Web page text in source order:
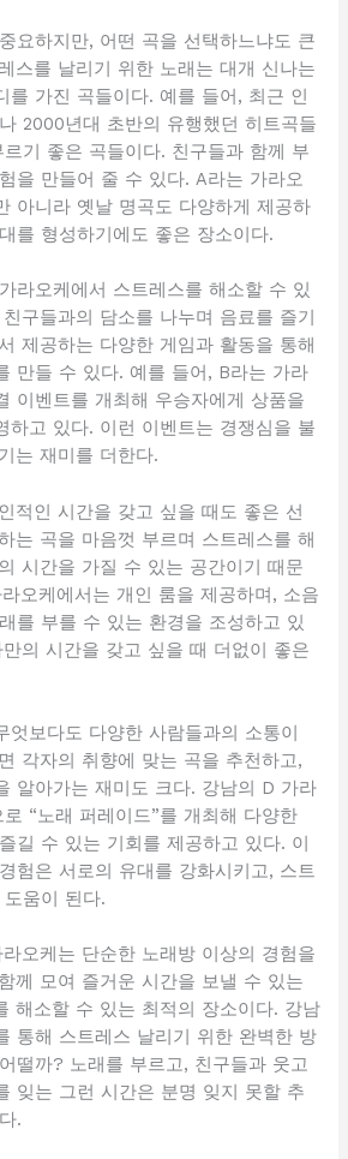
요하지만, 어떤 곡을 선택하느냐도 큰
스를 날리기 위한 노래는 대개 신나는
를 가진 곡들이다. 예를 들어, 최근 인
2000년대 초반의 유행했던 히트곡들
기 좋은 곡들이다. 친구들과 함께 부
을 만들어 줄 수 있다. A라는 가라오
아니라 옛날 명곡도 다양하게 제공하
를 형성하기에도 좋은 장소이다.
라오케에서 스트레스를 해소할 수 있
구들과의 담소를 나누며 음료를 즐기
제공하는 다양한 게임과 활동을 통해
만들 수 있다. 예를 들어, B라는 가라
이벤트를 개최해 우승자에게 상품을
하고 있다. 이런 이벤트는 경쟁심을 불
는 재미를 더한다.
적인 시간을 갖고 싶을 때도 좋은 선
는 곡을 마음껏 부르며 스트레스를 해
시간을 가질 수 있는 공간이기 때문
오케에서는 개인 룸을 제공하며, 소음
를 부를 수 있는 환경을 조성하고 있
의 시간을 갖고 싶을 때 더없이 좋은
엇보다도 다양한 사람들과의 소통이
각자의 취향에 맞는 곡을 추천하고,
알아가는 재미도 크다. 강남의 D 가라
“노래 퍼레이드”를 개최해 다양한
길 수 있는 기회를 제공하고 있다. 이
험은 서로의 유대를 강화시키고, 스트
움이 된다.
오케는 단순한 노래방 이상의 경험을
께 모여 즐거운 시간을 보낼 수 있는
해소할 수 있는 최적의 장소이다. 강남
통해 스트레스 날리기 위한 완벽한 방
떨까? 노래를 부르고, 친구들과 웃고
잊는 그런 시간은 분명 잊지 못할 추
.